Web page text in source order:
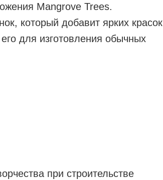
Mangrove Trees.
который добавит ярких красок
для изготовления обычных
при строительстве